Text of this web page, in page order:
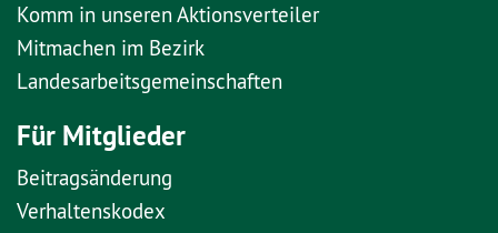
Komm in unseren Aktionsverteiler
Mitmachen im Bezirk
Landesarbeitsgemeinschaften
Für Mitglieder
Beitragsänderung
Verhaltenskodex